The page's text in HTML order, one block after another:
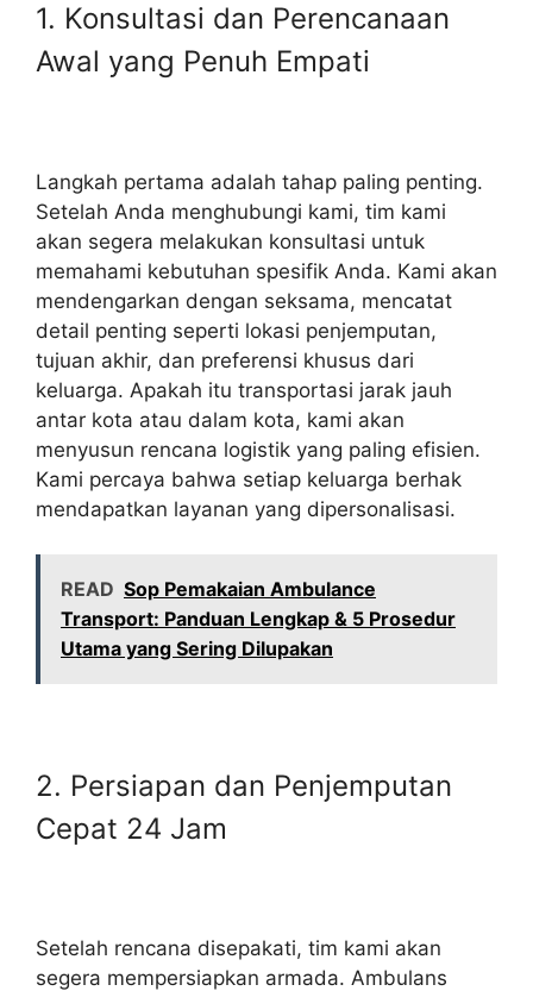
1. Konsultasi dan Perencanaan
Awal yang Penuh Empati
Langkah pertama adalah tahap paling penting.
Setelah Anda menghubungi kami, tim kami
akan segera melakukan konsultasi untuk
memahami kebutuhan spesifik Anda. Kami akan
mendengarkan dengan seksama, mencatat
detail penting seperti lokasi penjemputan,
tujuan akhir, dan preferensi khusus dari
keluarga. Apakah itu transportasi jarak jauh
antar kota atau dalam kota, kami akan
menyusun rencana logistik yang paling efisien.
Kami percaya bahwa setiap keluarga berhak
mendapatkan layanan yang dipersonalisasi.
READ Sop Pemakaian Ambulance
Transport: Panduan Lengkap & 5 Prosedur
Utama yang Sering Dilupakan
2. Persiapan dan Penjemputan
Cepat 24 Jam
Setelah rencana disepakati, tim kami akan
segera mempersiapkan armada. Ambulans